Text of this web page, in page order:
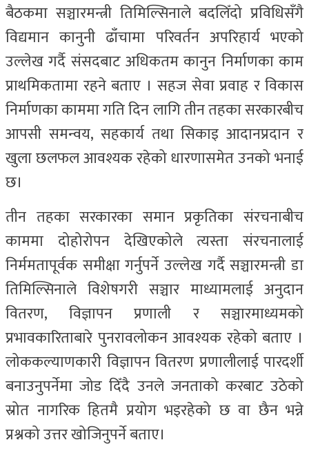
बैठकमा सञ्चारमन्त्री तिमिल्सिनाले बदलिँदो प्रविधिसँगै
विद्यमान कानुनी ढाँचामा परिवर्तन अपरिहार्य भएको
उल्लेख गर्दै संसदबाट अधिकतम कानुन निर्माणका काम
प्राथमिकतामा रहने बताए । सहज सेवा प्रवाह र विकास
निर्माणका काममा गति दिन लागि तीन तहका सरकारबीच
आपसी समन्वय, सहकार्य तथा सिकाइ आदानप्रदान र
खुला छलफल आवश्यक रहेको धारणासमेत उनको भनाई
छ।
तीन तहका सरकारका समान प्रकृतिका संरचनाबीच
काममा दोहोरोपन देखिएकोले त्यस्ता संरचनालाई
निर्ममतापूर्वक समीक्षा गर्नुपर्ने उल्लेख गर्दै सञ्चारमन्त्री डा
तिमिल्सिनाले विशेषगरी सञ्चार माध्यामलाई अनुदान
वितरण, विज्ञापन प्रणाली र सञ्चारमाध्यमको
प्रभावकारिताबारे पुनरावलोकन आवश्यक रहेको बताए ।
लोककल्याणकारी विज्ञापन वितरण प्रणालीलाई पारदर्शी
बनाउनुपर्नेमा जोड दिँदै उनले जनताको करबाट उठेको
स्रोत नागरिक हितमै प्रयोग भइरहेको छ वा छैन भन्ने
प्रश्नको उत्तर खोजिनुपर्ने बताए।